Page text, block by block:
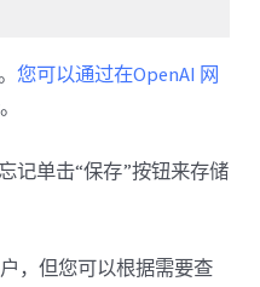
您可以通过在OpenAI 网
记单击“保存”按钮来存储
，但您可以根据需要查